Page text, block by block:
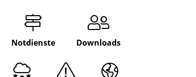
Notdienste Downloads